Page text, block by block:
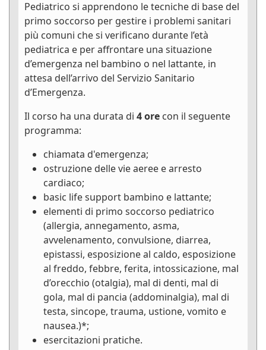
Pediatrico si apprendono le tecniche di base del
primo soccorso per gestire i problemi sanitari
più comuni che si verificano durante l’età
pediatrica e per affrontare una situazione
d’emergenza nel bambino o nel lattante, in
attesa dell’arrivo del Servizio Sanitario
d’Emergenza.
Il corso ha una durata di 4 ore con il seguente
programma:
chiamata d'emergenza;
ostruzione delle vie aeree e arresto
cardiaco;
basic life support bambino e lattante;
elementi di primo soccorso pediatrico
(allergia, annegamento, asma,
avvelenamento, convulsione, diarrea,
epistassi, esposizione al caldo, esposizione
al freddo, febbre, ferita, intossicazione, mal
d’orecchio (otalgia), mal di denti, mal di
gola, mal di pancia (addominalgia), mal di
testa, sincope, trauma, ustione, vomito e
nausea.)*;
esercitazioni pratiche.